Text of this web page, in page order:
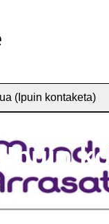
(Ipuin kontaketa)